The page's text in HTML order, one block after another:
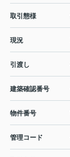
取引態様
現況
引渡し
建築確認番号
物件番号
管理コード